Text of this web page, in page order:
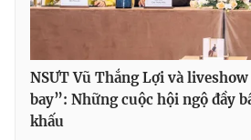
NSƯT Vũ Thắng Lợi và
bay”: Những cuộc hội ngộ đầy
khấu